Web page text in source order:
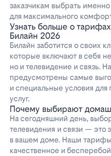
заказчикам выбрать
для максимального
Узнать больше о
Билайн 2026
Билайн заботится о своих
которые включают в себя
но и телевидение и связь.
предусмотрены самые
и специальные условия
услуг.
Почему выбирают
На сегодняшний день,
телевидения и связи — это
в вашем доме. Наши
качественное и